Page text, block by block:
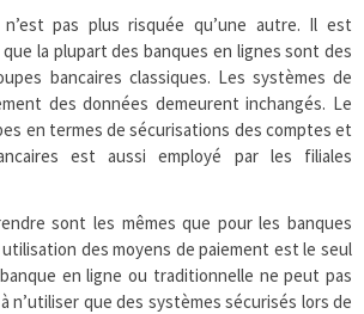
pas plus risquée qu’une autre. Il est
la plupart des banques en lignes sont des
bancaires classiques. Les systèmes de
des données demeurent inchangés. Le
en termes de sécurisations des comptes et
est aussi employé par les filiales
sont les mêmes que pour les banques
des moyens de paiement est le seul
en ligne ou traditionnelle ne peut pas
n’utiliser que des systèmes sécurisés lors de